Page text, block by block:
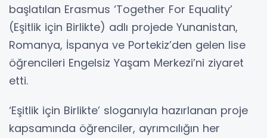
başlatılan Erasmus ‘Together For Equality’
(Eşitlik için Birlikte) adlı projede Yunanistan,
Romanya, İspanya ve Portekiz’den gelen lise
öğrencileri Engelsiz Yaşam Merkezi’ni ziyaret
etti.
‘Eşitlik için Birlikte’ sloganıyla hazırlanan proje
kapsamında öğrenciler, ayrımcılığın her